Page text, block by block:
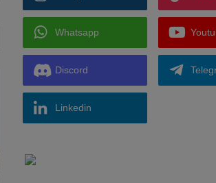
Whatsapp
Discord
Linkedin